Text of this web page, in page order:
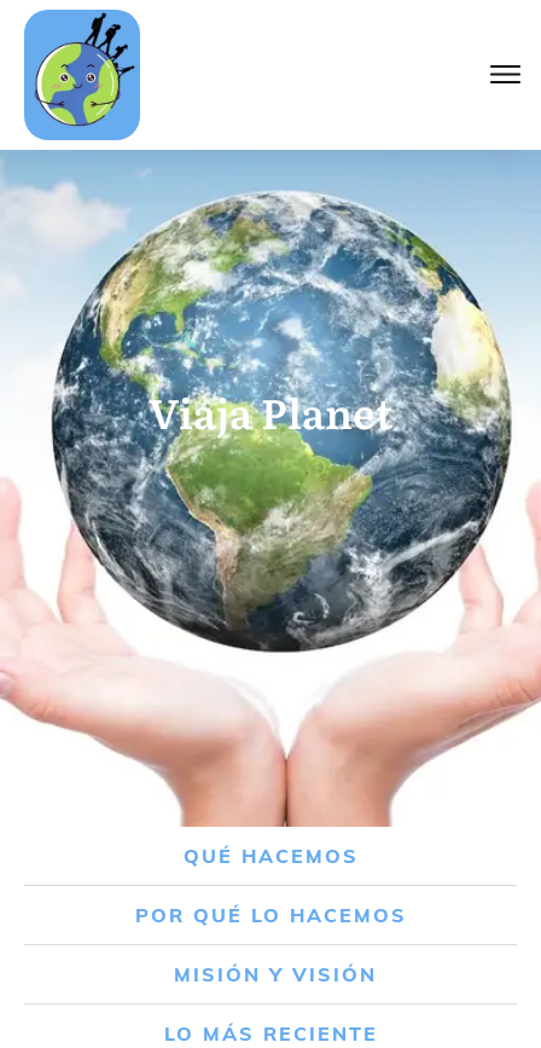
Viaja Planet
QUÉ HACEMOS
POR QUÉ LO HACEMOS
MISIÓN Y VISIÓN
LO MÁS RECIENTE